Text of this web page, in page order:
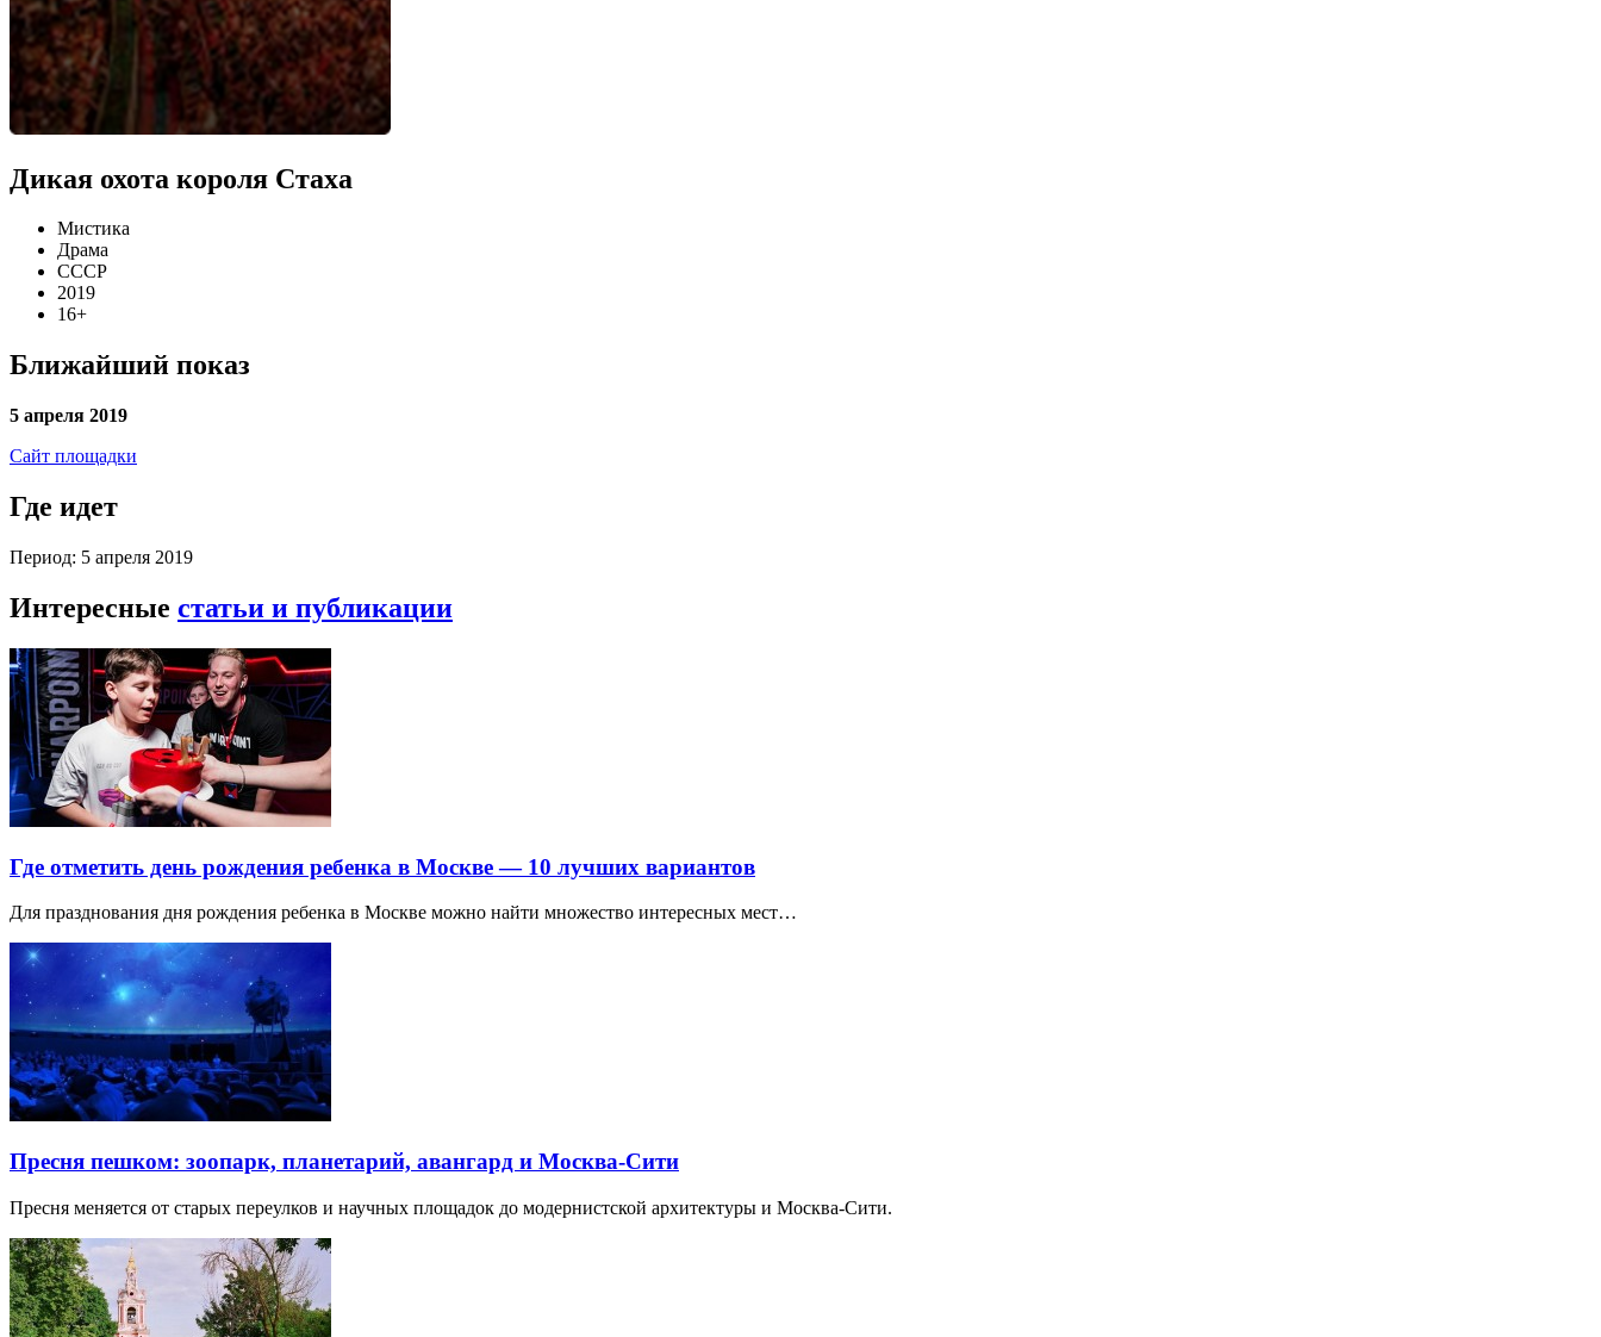
Дикая охота короля Стаха
Мистика
Драма
СССР
2019
16+
Ближайший показ
5 апреля 2019
Сайт площадки
Где идет
Период: 5 апреля 2019
Интересные статьи и публикации
Где отметить день рождения ребенка в Москве — 10 лучших вариантов
Для празднования дня рождения ребенка в Москве можно найти множество интересных мест…
Пресня пешком: зоопарк, планетарий, авангард и Москва-Сити
Пресня меняется от старых переулков и научных площадок до модернистской архитектуры и Москва-Сити.